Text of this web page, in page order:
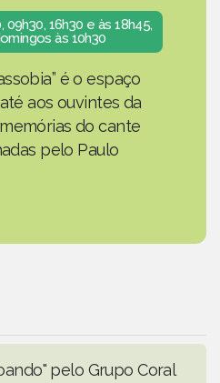
16h30 e às 18h45,
às 10h30
é o espaço
aos ouvintes da
do cante
pelo Paulo
pelo Grupo Coral